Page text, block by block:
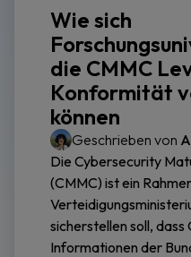
Wie sich
die CMMC
Konformität
können
Geschrieben von
Die Cybersecurity
(CMMC) ist ein
sicherstellen soll,
Informationen der